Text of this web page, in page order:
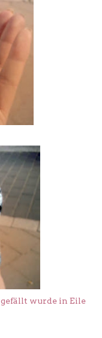
gefällt wurde in Eile